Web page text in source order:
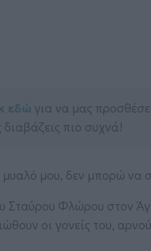
εδώ για να μας
διαβάζεις πιο συχνά!
μου, δεν μπορώ να
Σταύρου Φλώρου στον
οι γονείς του,